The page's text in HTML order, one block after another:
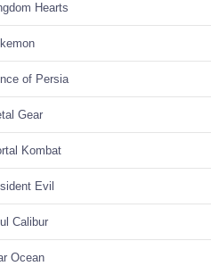
Hearts
of Persia
Gear
Kombat
Evil
Calibur
Ocean